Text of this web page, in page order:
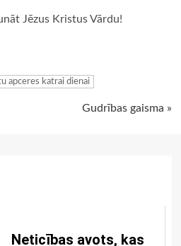
Jēzus Kristus Vārdu!
apceres katrai dienai
Gudrības gaisma »
Neticības avots, kas